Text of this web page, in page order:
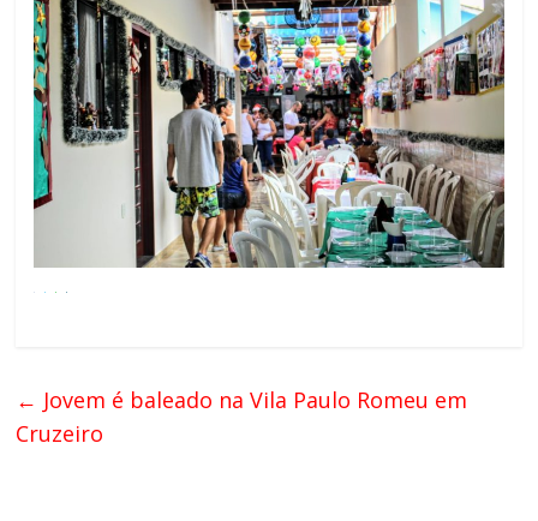
← Jovem é baleado na Vila Paulo Romeu em
Cruzeiro